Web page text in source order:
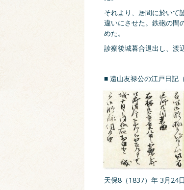
それより、居間に於いて
違いにさせた。鉄砲の間
めた。
診察後城暮合退出し、渡
■ 遠山友禄公の江戸日記（
天保8（1837）年 3月24